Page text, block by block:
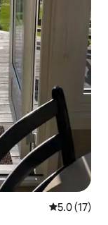
Ukadiriaji
5.0 (17)